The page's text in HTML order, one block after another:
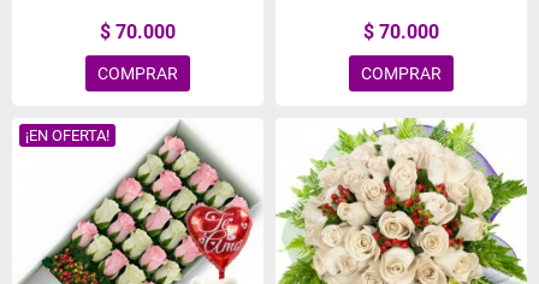
$ 70.000
COMPRAR
$ 70.000
COMPRAR
¡EN OFERTA!